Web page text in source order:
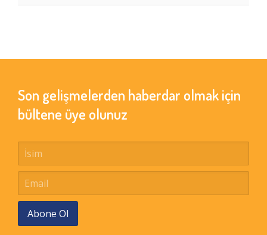
Son gelişmelerden haberdar olmak için
bültene üye olunuz
Abone Ol